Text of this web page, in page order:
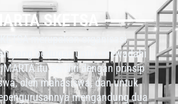
SKETSA
merupakan organisasi
yang bertugas untuk mewadahi
itu sendiri dengan prinsip
oleh mahasiswa, dan untuk
mengandung dua